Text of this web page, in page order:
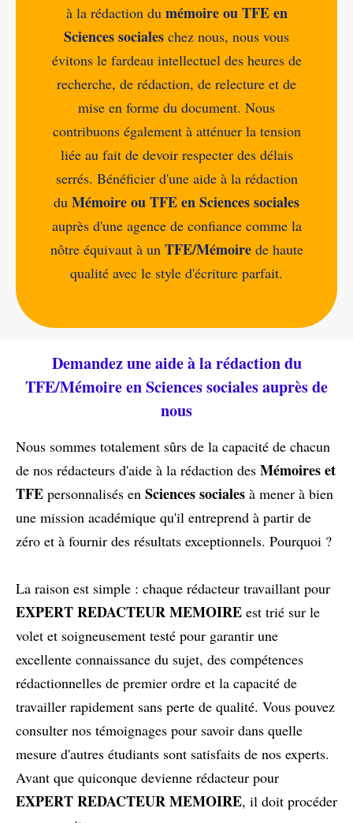
à la rédaction du mémoire ou TFE en
Sciences sociales chez nous, nous vous
évitons le fardeau intellectuel des heures de
recherche, de rédaction, de relecture et de
mise en forme du document. Nous
contribuons également à atténuer la tension
liée au fait de devoir respecter des délais
serrés. Bénéficier d'une aide à la rédaction
du Mémoire ou TFE en Sciences sociales
auprès d'une agence de confiance comme la
nôtre équivaut à un TFE/Mémoirede haute
qualité avec le style d'écriture parfait.
Demandez une aide à la rédaction du
TFE/Mémoire en Sciences sociales auprès de
nous
Nous sommes totalement sûrs de la capacité de chacun
de nos rédacteurs d'aide à la rédaction des Mémoires et
TFE personnalisés en Sciences sociales à mener à bien
une mission académique qu'il entreprend à partir de
zéro et à fournir des résultats exceptionnels. Pourquoi ?
La raison est simple : chaque rédacteur travaillant pour
EXPERT REDACTEUR MEMOIRE est trié sur le
volet et soigneusement testé pour garantir une
excellente connaissance du sujet, des compétences
rédactionnelles de premier ordre et la capacité de
travailler rapidement sans perte de qualité. Vous pouvez
consulter nos témoignages pour savoir dans quelle
mesure d'autres étudiants sont satisfaits de nos experts.
Avant que quiconque devienne rédacteur pour
EXPERT REDACTEUR MEMOIRE, il doit procéder